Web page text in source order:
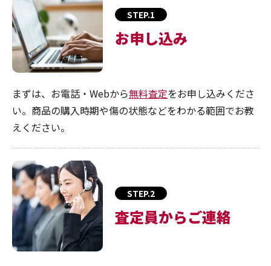
STEP.1
お申し込み
まずは、お電話・Webから無料査定をお申し込みくださ
い。商品の購入時期や傷の状態などをわかる範囲でお教
えください。
STEP.2
査定員からご連絡